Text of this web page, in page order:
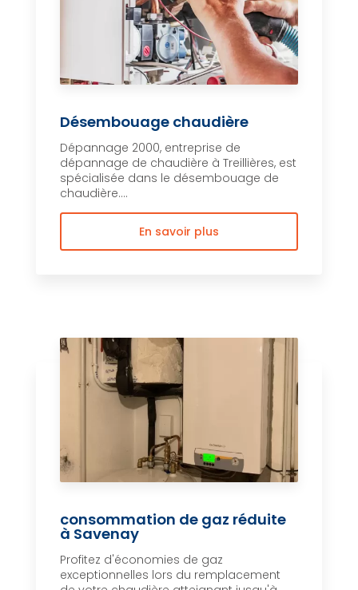
Désembouage chaudière
Dépannage 2000, entreprise de
dépannage de chaudière à Treillières, est
spécialisée dans le désembouage de
chaudière....
En savoir plus
consommation de gaz réduite
à Savenay
Profitez d'économies de gaz
exceptionnelles lors du remplacement